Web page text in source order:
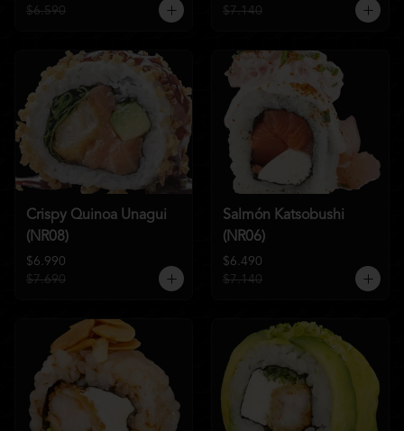
$6.590
$7.140
Crispy Quinoa Unagui
(NR08)
$6.990
$7.690
Salmón Katsobushi
(NR06)
$6.490
$7.140